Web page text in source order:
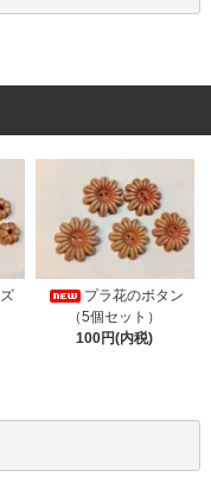
プラ花のボタン
（5個セット）
100円(内税)